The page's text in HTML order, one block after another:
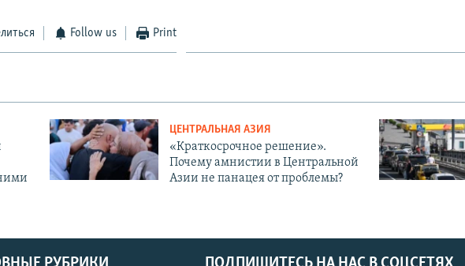
Follow us Print
ЦЕНТРАЛЬНАЯ АЗИЯ
«Краткосрочное решение».
Почему амнистии в Центральной
Азии не панацея от проблемы?